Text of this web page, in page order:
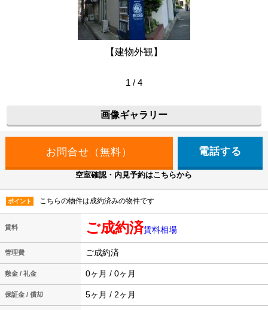
【建物外観】
1 / 4
画像ギャラリー
電話する
空室確認・内見予約はこちらから
ポイント こちらの物件は成約済みの物件です
賃料 ご成約済賃料相場
管理費 ご成約済
敷金 / 礼金 0ヶ月 / 0ヶ月
保証金 / 償却 5ヶ月 / 2ヶ月